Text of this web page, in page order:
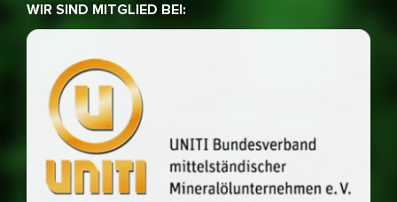
WIR SIND MITGLIED BEI: